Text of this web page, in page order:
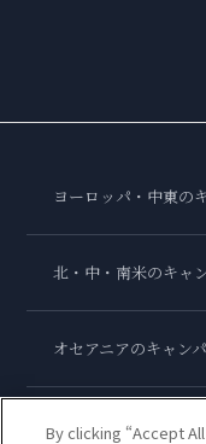
ヨーロッパ・中東の
北・中・南米のキャ
オセアニアのキャン
アジアのキャンパス
By clicking “Accept